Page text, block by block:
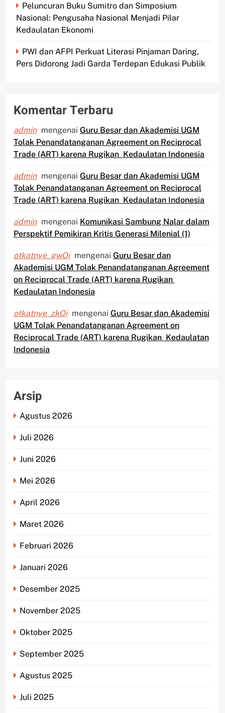
Peluncuran Buku Sumitro dan Simposium
Nasional: Pengusaha Nasional Menjadi Pilar
Kedaulatan Ekonomi
PWI dan AFPI Perkuat Literasi Pinjaman Daring,
Pers Didorong Jadi Garda Terdepan Edukasi Publik
Komentar Terbaru
admin mengenai Guru Besar dan Akademisi UGM
Tolak Penandatanganan Agreement on Reciprocal
Trade (ART) karena Rugikan Kedaulatan Indonesia
admin mengenai Guru Besar dan Akademisi UGM
Tolak Penandatanganan Agreement on Reciprocal
Trade (ART) karena Rugikan Kedaulatan Indonesia
admin mengenai Komunikasi Sambung Nalar dalam
Perspektif Pemikiran Kritis Generasi Milenial (1)
otkatnye_gwOi mengenai Guru Besar dan
Akademisi UGM Tolak Penandatanganan Agreement
on Reciprocal Trade (ART) karena Rugikan
Kedaulatan Indonesia
otkatnye_zkOi mengenai Guru Besar dan Akademisi
UGM Tolak Penandatanganan Agreement on
Reciprocal Trade (ART) karena Rugikan Kedaulatan
Indonesia
Arsip
Agustus 2026
Juli 2026
Juni 2026
Mei 2026
April 2026
Maret 2026
Februari 2026
Januari 2026
Desember 2025
November 2025
Oktober 2025
September 2025
Agustus 2025
Juli 2025